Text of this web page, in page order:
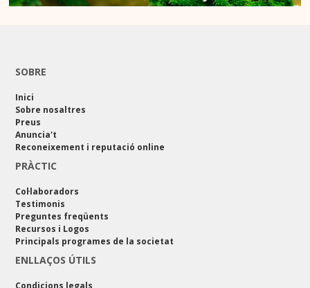
SOBRE
Inici
Sobre nosaltres
Preus
Anuncia't
Reconeixement i reputació online
PRÀCTIC
Col·laboradors
Testimonis
Preguntes freqüents
Recursos i Logos
Principals programes de la societat
ENLLAÇOS ÚTILS
Condicions legals